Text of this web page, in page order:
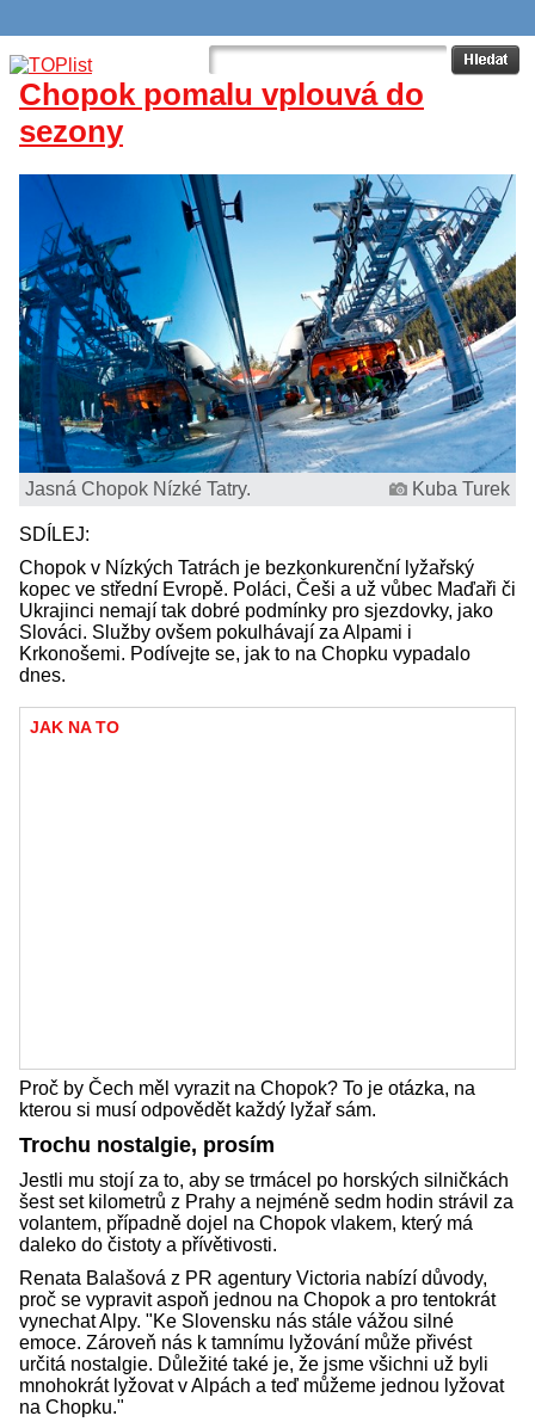
Chopok pomalu vplouvá do
sezony
Jasná Chopok Nízké Tatry. Kuba Turek
SDÍLEJ:
Chopok v Nízkých Tatrách je bezkonkurenční lyžařský
kopec ve střední Evropě. Poláci, Češi a už vůbec Maďaři či
Ukrajinci nemají tak dobré podmínky pro sjezdovky, jako
Slováci. Služby ovšem pokulhávají za Alpami i
Krkonošemi. Podívejte se, jak to na Chopku vypadalo
dnes.
JAK NA TO
Proč by Čech měl vyrazit na Chopok? To je otázka, na
kterou si musí odpovědět každý lyžař sám.
Trochu nostalgie, prosím
Jestli mu stojí za to, aby se trmácel po horských silničkách
šest set kilometrů z Prahy a nejméně sedm hodin strávil za
volantem, případně dojel na Chopok vlakem, který má
daleko do čistoty a přívětivosti.
Renata Balašová z PR agentury Victoria nabízí důvody,
proč se vypravit aspoň jednou na Chopok a pro tentokrát
vynechat Alpy. "Ke Slovensku nás stále vážou silné
emoce. Zároveň nás k tamnímu lyžování může přivést
určitá nostalgie. Důležité také je, že jsme všichni už byli
mnohokrát lyžovat v Alpách a teď můžeme jednou lyžovat
na Chopku."